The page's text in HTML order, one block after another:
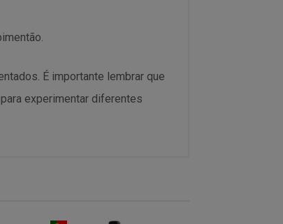
É importante lembrar que
experimentar diferentes